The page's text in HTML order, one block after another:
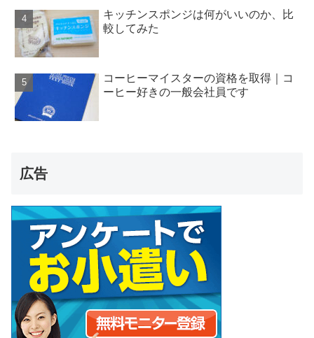
キッチンスポンジは何がいいのか、比
較してみた
コーヒーマイスターの資格を取得｜コ
ーヒー好きの一般会社員です
広告